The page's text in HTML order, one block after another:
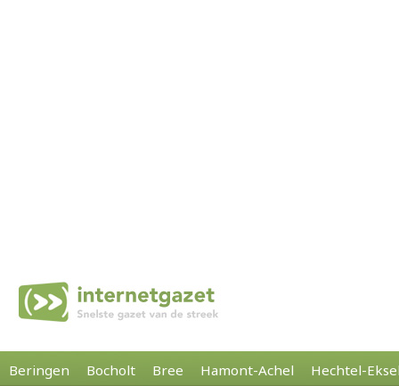
Beringen Bocholt Bree Hamont-Achel Hechtel-